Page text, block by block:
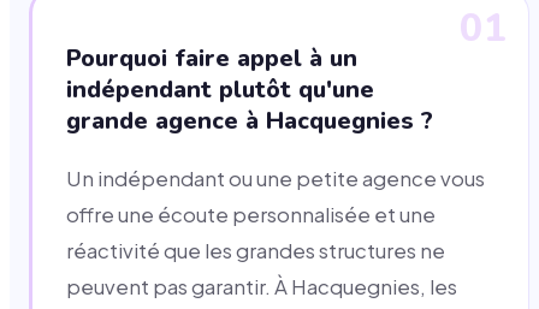
01
Pourquoi faire appel à un
indépendant plutôt qu'une
grande agence à Hacquegnies ?
Un indépendant ou une petite agence vous
offre une écoute personnalisée et une
réactivité que les grandes structures ne
peuvent pas garantir. À Hacquegnies, les